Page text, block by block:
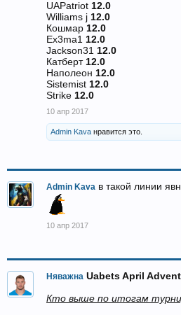
UAPatriot 12.0
Williams j 12.0
Кошмар 12.0
Ex3ma1 12.0
Jackson31 12.0
Катберт 12.0
Наполеон 12.0
Sistemist 12.0
Strike 12.0
10 апр 2017
Admin Kava нравится это.
Admin Kava в такой линии
10 апр 2017
Няважна Uabets April
Кто выше по итогам